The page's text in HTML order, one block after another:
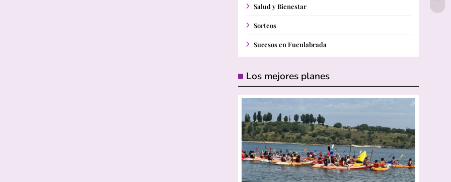
Salud y Bienestar
Sorteos
Sucesos en Fuenlabrada
Los mejores planes